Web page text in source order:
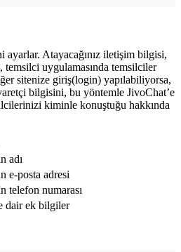
Atayacağınız iletişim bilgisi,
temsilci uygulamasında temsilciler
sitenize giriş(login) yapılabiliyorsa,
bilgisini, bu yöntemle JivoChat’e
kiminle konuştuğu hakkında
adı
e-posta adresi
telefon numarası
dair ek bilgiler